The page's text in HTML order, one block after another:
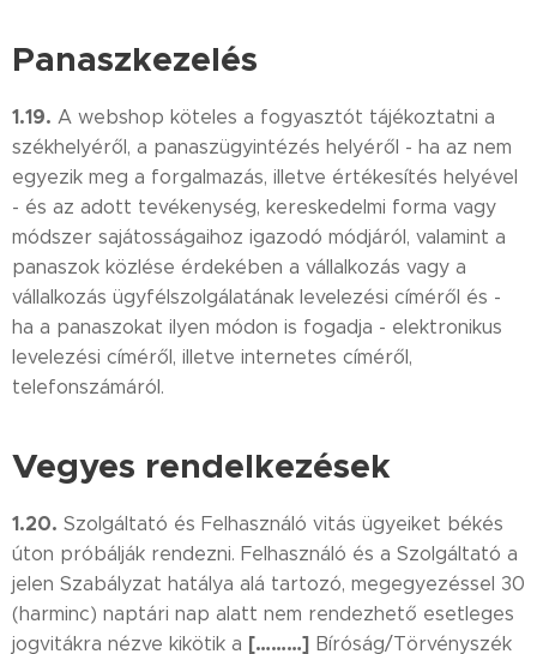
Panaszkezelés
1.19. A webshop köteles a fogyasztót tájékoztatni a
székhelyéről, a panaszügyintézés helyéről - ha az nem
egyezik meg a forgalmazás, illetve értékesítés helyével
- és az adott tevékenység, kereskedelmi forma vagy
módszer sajátosságaihoz igazodó módjáról, valamint a
panaszok közlése érdekében a vállalkozás vagy a
vállalkozás ügyfélszolgálatának levelezési címéről és -
ha a panaszokat ilyen módon is fogadja - elektronikus
levelezési címéről, illetve internetes címéről,
telefonszámáról.
Vegyes rendelkezések
1.20. Szolgáltató és Felhasználó vitás ügyeiket békés
úton próbálják rendezni. Felhasználó és a Szolgáltató a
jelen Szabályzat hatálya alá tartozó, megegyezéssel 30
(harminc) naptári nap alatt nem rendezhető esetleges
jogvitákra nézve kikötik a [………] Bíróság/Törvényszék